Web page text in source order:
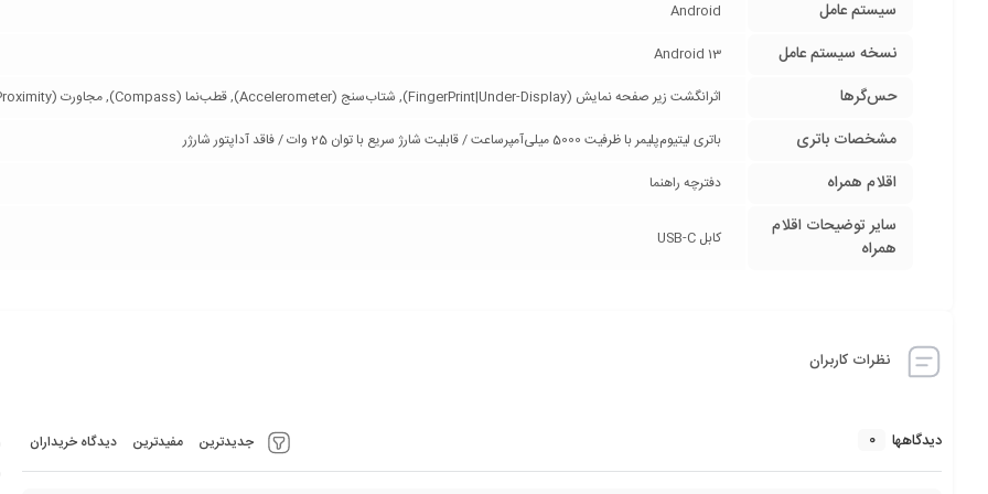
سیستم عامل Android
نسخه سیستم عامل Android 13
حس‌گرها اثرانگشت زیر صفحه نمایش (FingerPrint|Under-Display), شتاب‌سنج (Accelerometer), قطب‌نما (Compass), مجاورت (Proximity), ژیروسکوپ (Gyro)
مشخصات باتری باتری لیتیوم‌پلیمر با ظرفیت 5000 میلی‌آمپرساعت / قابلیت شارژ سریع با توان 25 وات / فاقد آداپتور شارژر
اقلام همراه دفترچه‌ راهنما
سایر توضیحات اقلام
همراه
کابل USB-C
نظرات کاربران
دیدگاهها 0 جدیدترین مفیدترین دیدگاه خریداران